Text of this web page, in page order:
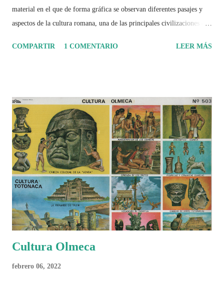
material en el que de forma gráfica se observan diferentes pasajes y
aspectos de la cultura romana, una de las principales civilizaciones que
COMPARTIR
1 COMENTARIO LEER MÁS
Cultura Olmeca
febrero 06, 2022